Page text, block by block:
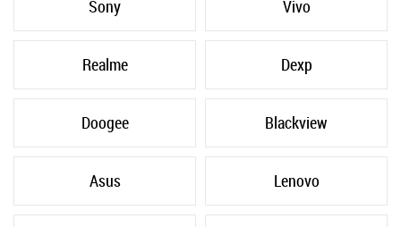
Sony Vivo
Realme Dexp
Doogee Blackview
Asus Lenovo